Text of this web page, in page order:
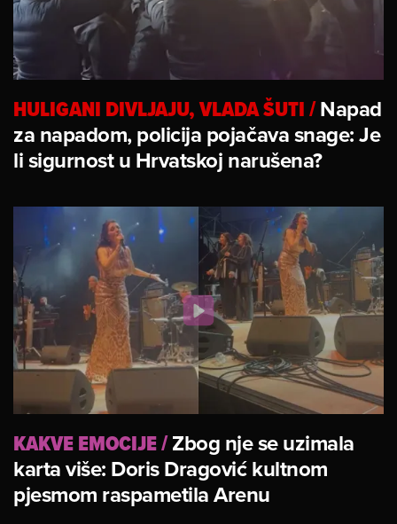
HULIGANI DIVLJAJU, VLADA ŠUTI/Napad
za napadom, policija pojačava snage: Je
li sigurnost u Hrvatskoj narušena?
KAKVE EMOCIJE/Zbog nje se uzimala
karta više: Doris Dragović kultnom
pjesmom raspametila Arenu